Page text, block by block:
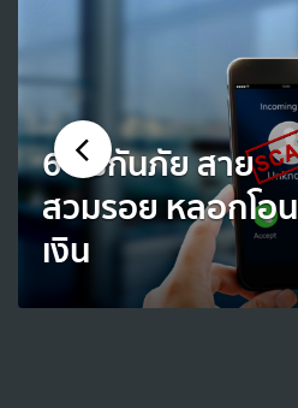
6 วิธีกันภัย สาย
สวมรอย หลอกโอน
เงิน